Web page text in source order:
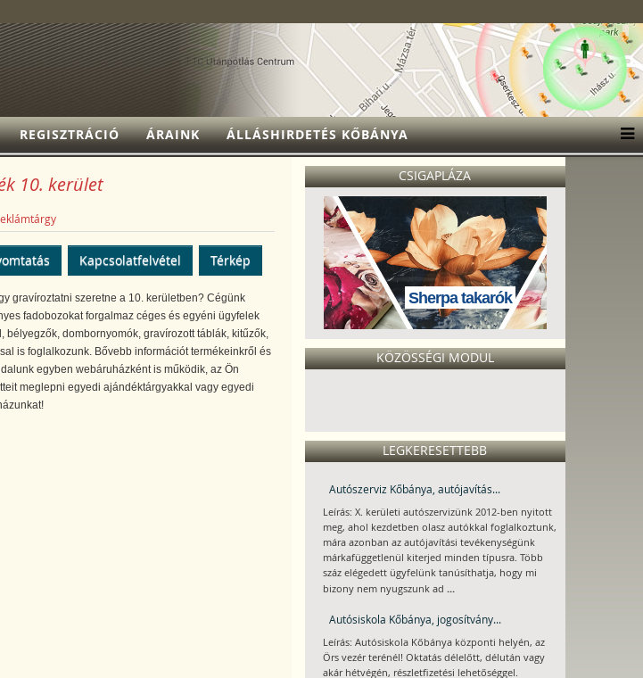
REGISZTRÁCIÓ ÁRAINK ÁLLÁSHIRDETÉS KŐBÁNYA
10. kerület
Kapcsolatfelvétel Térkép
gravíroztatni szeretne a 10. kerületben? Cégünk
fadobozokat forgalmaz céges és egyéni ügyfelek
dombornyomók, gravírozott táblák, kitűzők,
is foglalkozunk. Bővebb információt termékeinkről és
egyben webáruházként is működik, az Ön
meglepni egyedi ajándéktárgyakkal vagy egyedi
CSIGAPLÁZA
Sherpa takarók
KÖZÖSSÉGI MODUL
LEGKERESETTEBB
Autószerviz Kőbánya, autójavítás...
Leírás: X. kerületi autószervizünk 2012-ben nyitott
meg, ahol kezdetben olasz autókkal foglalkoztunk,
mára azonban az autójavítási tevékenységünk
márkafüggetlenül kiterjed minden típusra. Több
száz elégedett ügyfelünk tanúsíthatja, hogy mi
bizony nem nyugszunk ad ...
Autósiskola Kőbánya, jogosítvány...
Leírás: Autósiskola Kőbánya központi helyén, az
Örs vezér terénél! Oktatás délelőtt, délután vagy
akár hétvégén, részletfizetési lehetőséggel.